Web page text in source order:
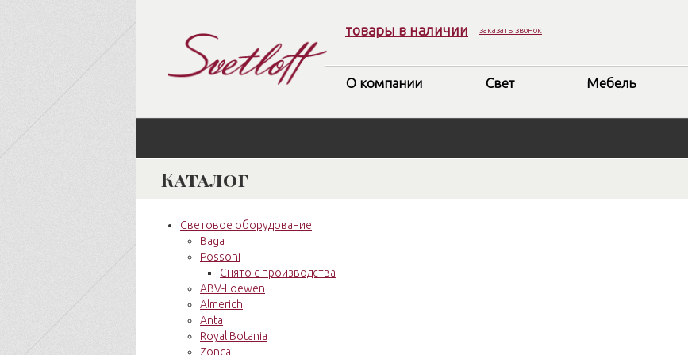
товары в наличии заказать звонок
О компании Свет Мебель
Каталог
Световое оборудование
Baga
Possoni
Снято с производства
ABV-Loewen
Almerich
Anta
Royal Botania
Zonca